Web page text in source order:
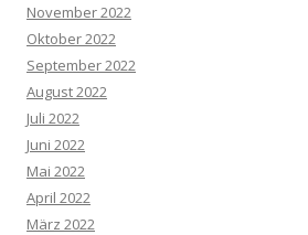
November 2022
Oktober 2022
September 2022
August 2022
Juli 2022
Juni 2022
Mai 2022
April 2022
März 2022